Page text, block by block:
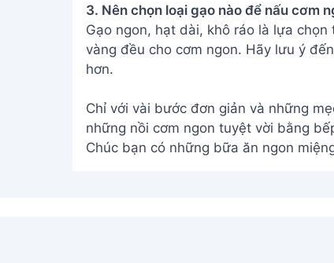
3. Nên chọn loại gạo nào để nấu cơm
Gạo ngon, hạt dài, khô ráo là lựa
vàng đều cho cơm ngon. Hãy lưu ý
hơn.
Chỉ với vài bước đơn giản và những
những nồi cơm ngon tuyệt vời bằng
Chúc bạn có những bữa ăn ngon